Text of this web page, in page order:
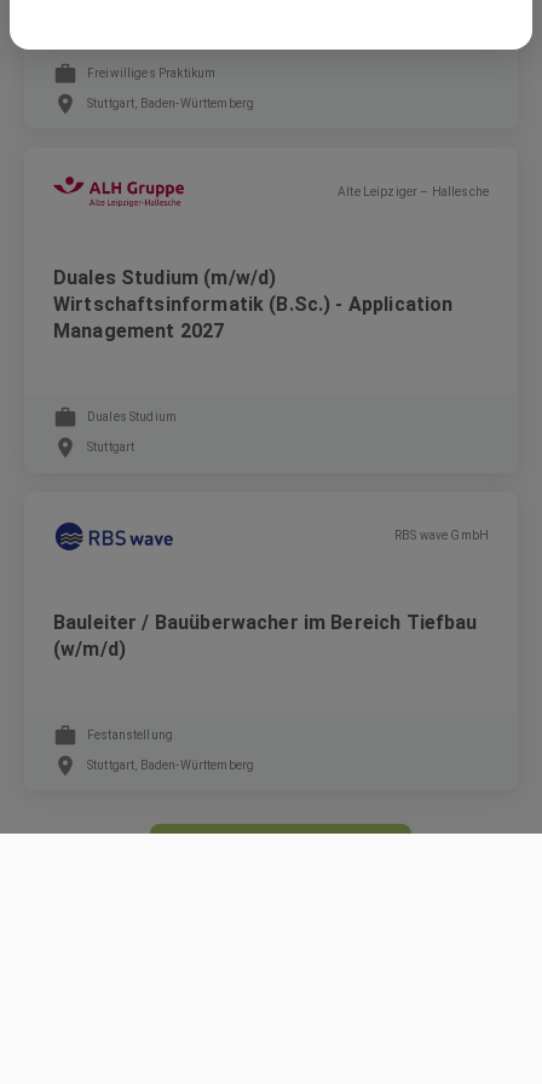
Freiwilliges Praktikum
Stuttgart, Baden-Württemberg
Alte Leipziger – Hallesche
Duales Studium (m/w/d)
Wirtschaftsinformatik (B.Sc.) - Application
Management 2027
Duales Studium
Stuttgart
RBS wave GmbH
Bauleiter / Bauüberwacher im Bereich Tiefbau
(w/m/d)
Festanstellung
Stuttgart, Baden-Württemberg